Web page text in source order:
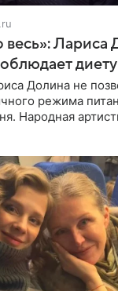
весь»: Лариса
Долина не
режима
Народная